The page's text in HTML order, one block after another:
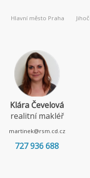
Hlavní město Praha
Klára Čevelová
realitní makléř
martinek@rsm.cd.cz
727 936 688